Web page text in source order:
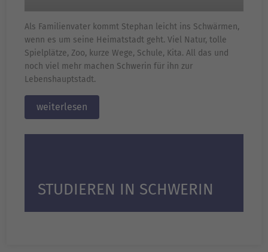
Als Familienvater kommt Stephan leicht ins Schwärmen,
wenn es um seine Heimatstadt geht. Viel Natur, tolle
Spielplätze, Zoo, kurze Wege, Schule, Kita. All das und
noch viel mehr machen Schwerin für ihn zur
Lebenshauptstadt.
weiterlesen
STUDIEREN IN SCHWERIN